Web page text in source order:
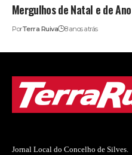
Mergulhos de Natal e de
PorTerra Ruiva 8 anos atrás
Jornal Local do Concelho de Silves.